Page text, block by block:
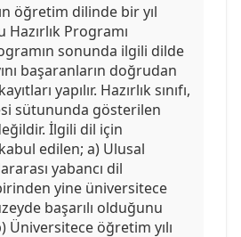
öğretim dilinde bir yıl
Programı
sonunda ilgili dilde
başaranların doğrudan
yapılır. Hazırlık sınıfı,
sütununda gösterilen
İlgili dil için
edilen; a) Ulusal
yabancı dil
yine üniversitece
başarılı olduğunu
Üniversitece öğretim yılı